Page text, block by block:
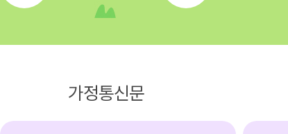
가정통신문